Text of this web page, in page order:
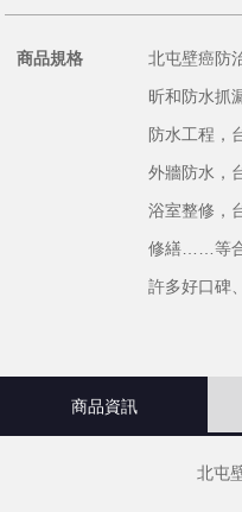
商品規格
北屯壁癌防
昕和防水抓
防水工程，
外牆防水，
浴室整修，
修繕……等合
許多好口碑
商品資訊
北屯